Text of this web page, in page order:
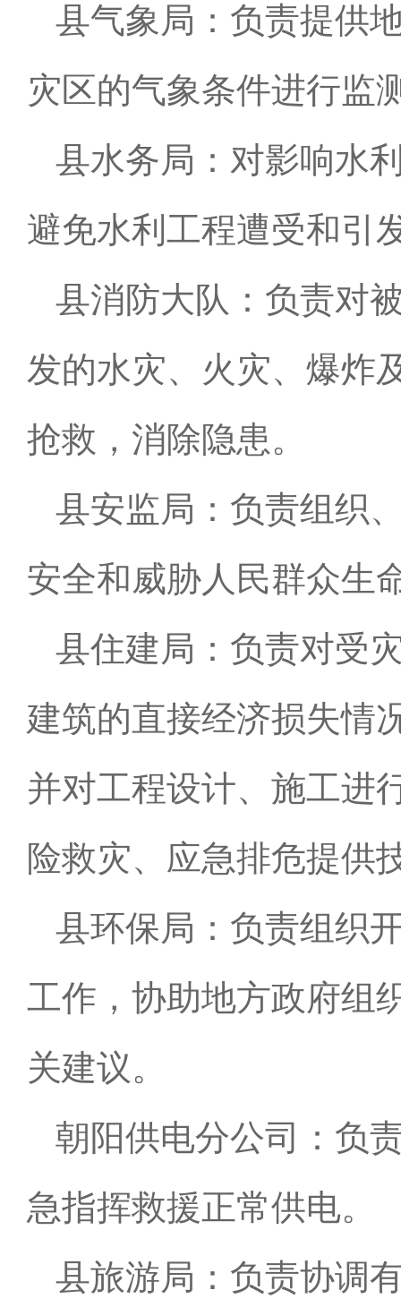
县气象局：负责提供
灾区的气象条件进行监
县水务局：对影响水
避免水利工程遭受和引
县消防大队：负责对
发的水灾、火灾、爆炸
抢救，消除隐患。
县安监局：负责组织
安全和威胁人民群众生
县住建局：负责对受
建筑的直接经济损失情
并对工程设计、施工进
险救灾、应急排危提供
县环保局：负责组织
工作，协助地方政府组
关建议。
朝阳供电分公司：负
急指挥救援正常供电。
县旅游局：负责协调